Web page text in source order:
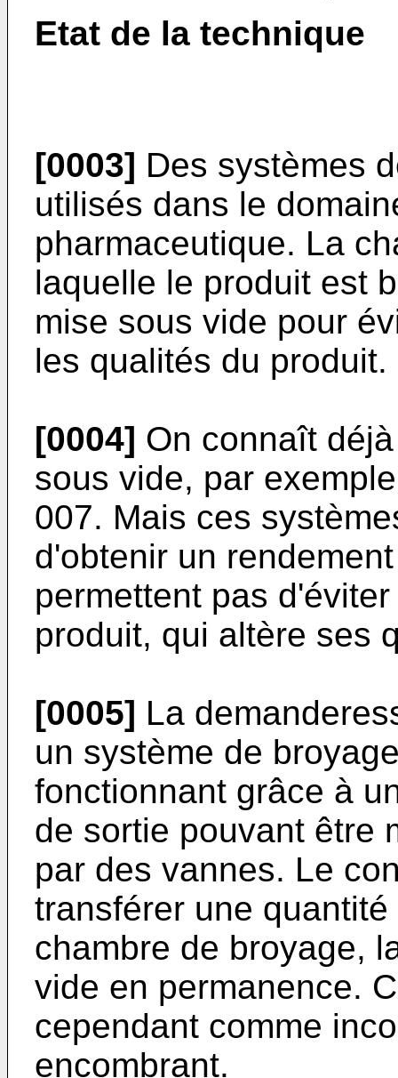
Etat de la technique
[0003] Des systèmes
utilisés dans le
pharmaceutique. La
laquelle le produit est
mise sous vide pour
les qualités du produit.
[0004] On connaît
sous vide, par
007. Mais ces
d'obtenir un
permettent pas
produit, qui altère ses
[0005] La
un système de
fonctionnant grâce à
de sortie pouvant être
par des vannes. Le
transférer une
chambre de broyage,
vide en permanence.
cependant comme
encombrant.